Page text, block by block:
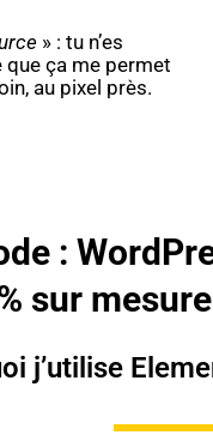
» : tu n’es
que ça me permet
au pixel près.
:
sur
j’utilise